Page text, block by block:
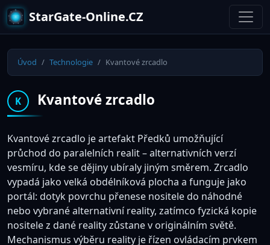
StarGate-Online.CZ
Úvod Technologie Kvantové zrcadlo
K Kvantové zrcadlo
Kvantové zrcadlo je artefakt Předků umožňující
průchod do paralelních realit – alternativních verzí
vesmíru, kde se dějiny ubíraly jiným směrem. Zrcadlo
vypadá jako velká obdélníková plocha a funguje jako
portál: dotyk povrchu přenese nositele do náhodné
nebo vybrané alternativní reality, zatímco fyzická kopie
nositele z dané reality zůstane v originálním světě.
Mechanismus výběru reality je řízen ovládacím prvkem